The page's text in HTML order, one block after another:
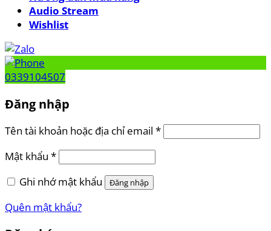
0339104507
Đăng nhập
Tên tài khoản hoặc địa chỉ email
Mật khẩu
Ghi nhớ mật khẩu
Đăng nhập
Đăng ký
Địa chỉ email